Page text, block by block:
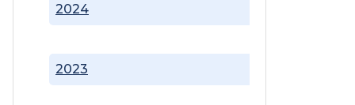
2023
2024